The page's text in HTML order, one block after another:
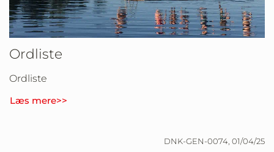
Ordliste
Ordliste
Læs mere>>
DNK-GEN-0074, 01/04/25